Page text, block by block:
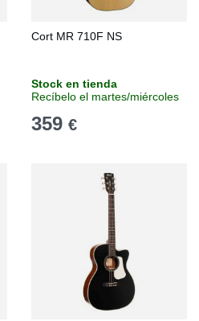
Cort MR 710F NS
Stock en tienda
Recíbelo el martes/miércoles
359 €